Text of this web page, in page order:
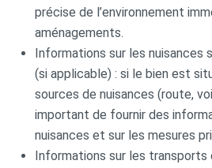
précise de l’environnement
aménagements.
Informations sur les nuisances
(si applicable) : si le bien est
sources de nuisances (route,
important de fournir des
nuisances et sur les mesures
Informations sur les transports